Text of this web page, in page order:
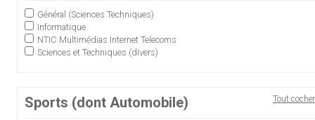
Général (Sciences Techniques)
Informatique
NTIC Multimédias Internet Telecoms
Sciences et Techniques (divers)
Sports (dont Automobile) Tout cocher